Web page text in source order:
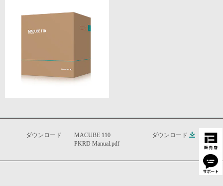
ダウンロード
MACUBE 110
PKRD Manual.pdf
ダウンロード